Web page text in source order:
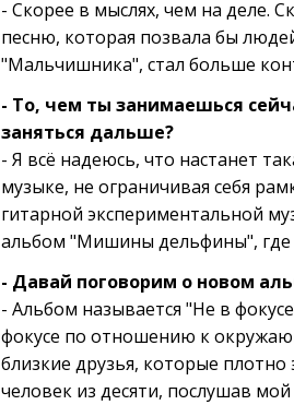
- Скорее в мыслях, чем на деле.
песню, которая позвала бы
"Мальчишника", стал больше
- То, чем ты занимаешься
заняться дальше?
- Я всё надеюсь, что настанет
музыке, не ограничивая себя
гитарной экспериментальной
альбом "Мишины дельфины", где
- Давай поговорим о новом
- Альбом называется "Не в
фокусе по отношению к
близкие друзья, которые
человек из десяти, послушав